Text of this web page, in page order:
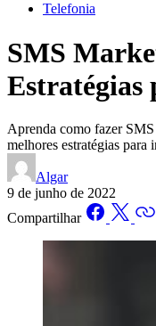
Telefonia
SMS
Estratégias
Aprenda como fazer
melhores estratégias para
Algar
9 de junho de 2022
Compartilhar